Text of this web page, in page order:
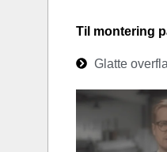
Til montering
Glatte